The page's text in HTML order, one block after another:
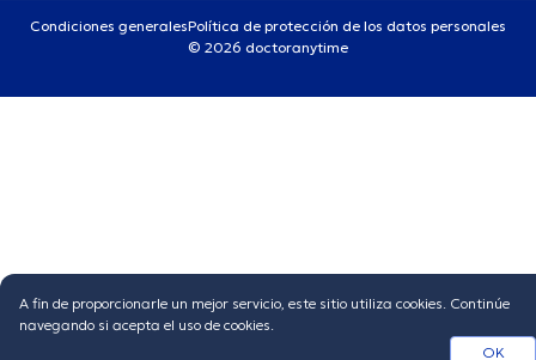
Condiciones generalesPolítica de protección de los datos personales
© 2026 doctoranytime
A fin de proporcionarle un mejor servicio, este sitio utiliza cookies. Continúe
navegando si acepta el uso de cookies.
OK